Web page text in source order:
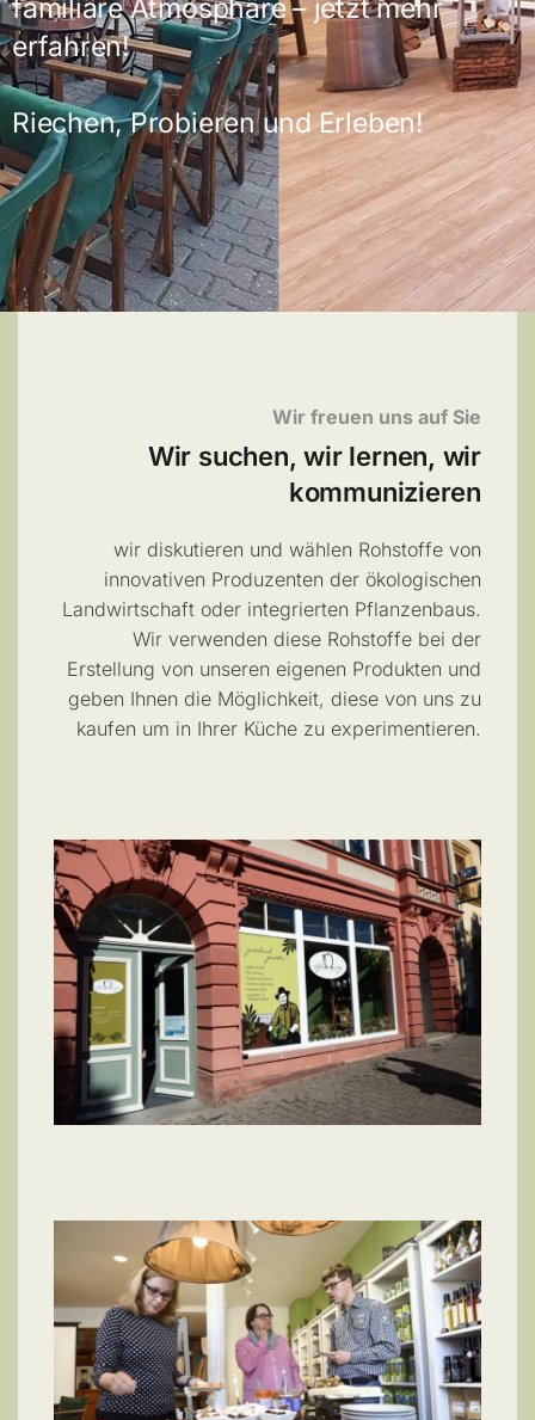
familiäre Atmosphäre – jetzt mehr
erfahren!
Riechen, Probieren und Erleben!
Wir freuen uns auf Sie
Wir suchen, wir lernen, wir
kommunizieren
wir diskutieren und wählen Rohstoffe von
innovativen Produzenten der ökologischen
Landwirtschaft oder integrierten Pflanzenbaus.
Wir verwenden diese Rohstoffe bei der
Erstellung von unseren eigenen Produkten und
geben Ihnen die Möglichkeit, diese von uns zu
kaufen um in Ihrer Küche zu experimentieren.